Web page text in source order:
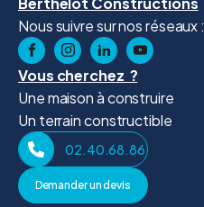
Nous suivre sur nos réseaux :
Vous cherchez ?
Une maison à construire
Un terrain constructible
02.40.68.86.41
Demander un devis